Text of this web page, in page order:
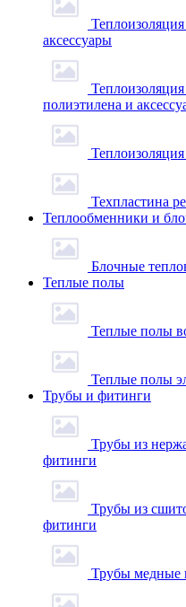
аксессуары
полиэтилена и
Техпластина
Теплообменники и
Блочные
Теплые полы
Теплые полы
Теплые полы
Трубы и фитинги
Трубы из
фитинги
Трубы из
фитинги
Трубы медные